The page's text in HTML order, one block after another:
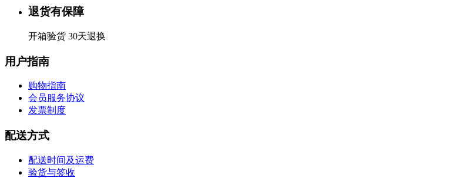
退货有保障
开箱验货 30天退换
用户指南
购物指南
会员服务协议
发票制度
配送方式
配送时间及运费
验货与签收